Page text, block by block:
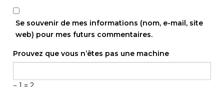
Se souvenir de mes informations (nom, e-mail, site
web) pour mes futurs commentaires.
Prouvez que vous n’êtes pas une machine